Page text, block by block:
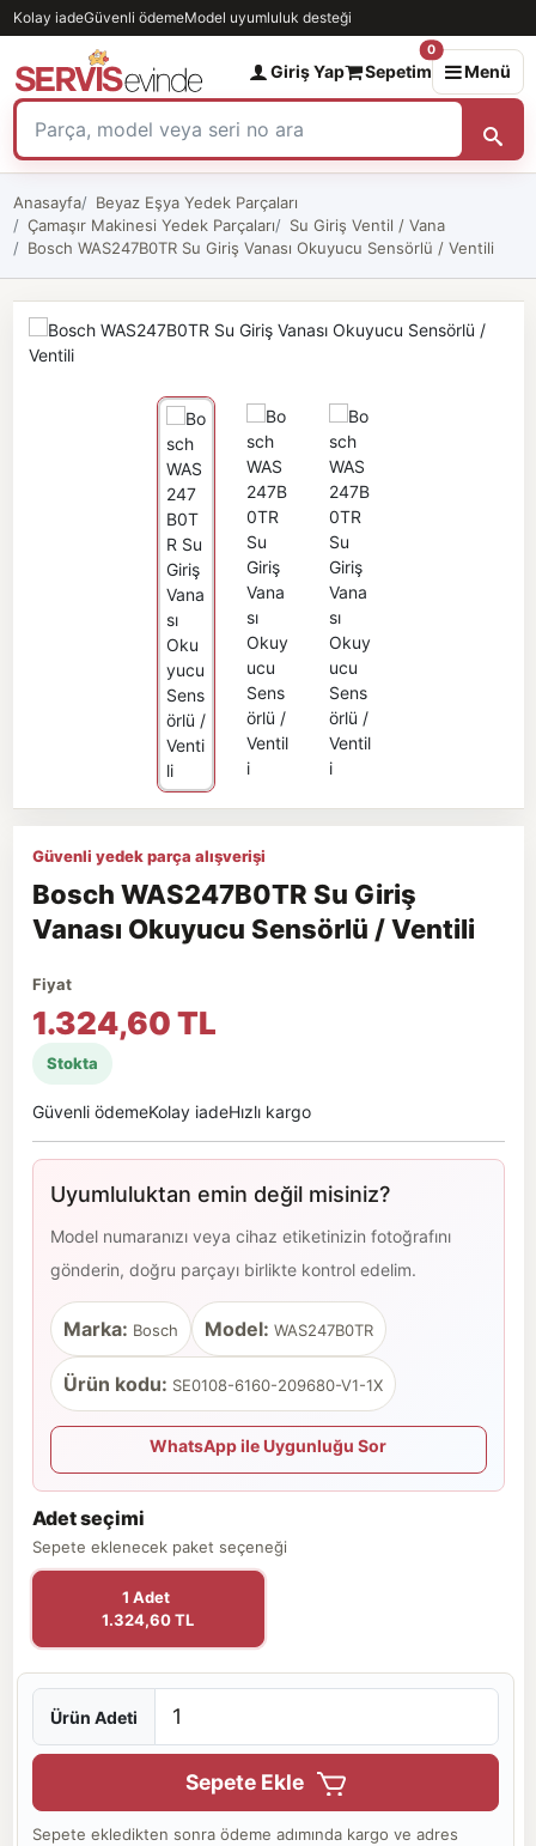
Kolay iadeGüvenli ödemeModel uyumluluk desteği
Giriş Yap Sepetim
0
Menü
Anasayfa
Beyaz Eşya Yedek Parçaları
Çamaşır Makinesi Yedek Parçaları
Su Giriş Ventil / Vana
Bosch WAS247B0TR Su Giriş Vanası Okuyucu Sensörlü / Ventili
Güvenli yedek parça alışverişi
Bosch WAS247B0TR Su Giriş
Vanası Okuyucu Sensörlü / Ventili
Fiyat
1.324,60 TL
Stokta
Güvenli ödemeKolay iadeHızlı kargo
Uyumluluktan emin değil misiniz?
Model numaranızı veya cihaz etiketinizin fotoğrafını
gönderin, doğru parçayı birlikte kontrol edelim.
Marka: Bosch Model: WAS247B0TR
Ürün kodu: SE0108-6160-209680-V1-1X
WhatsApp ile Uygunluğu Sor
Adet seçimi
Sepete eklenecek paket seçeneği
1 Adet
1.324,60 TL
Ürün Adeti
Sepete Ekle
Sepete ekledikten sonra ödeme adımında kargo ve adres